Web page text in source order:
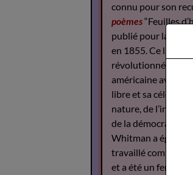
connu pour son
poèmes“Feuilles
publié pour la
en 1855. Ce livre a
révolutionné la
américaine avec
libre et sa
nature, de
de la démocratie.
Whitman a
travaillé comme
et a été un fervent